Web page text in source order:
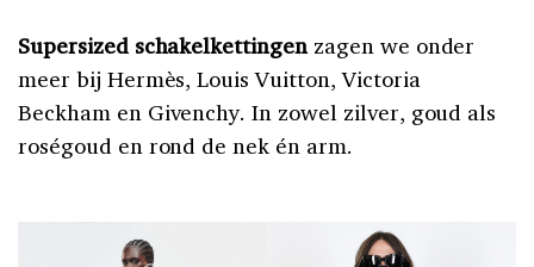
Supersized schakelkettingenzagen we onder
meer bij Hermès, Louis Vuitton, Victoria
Beckham en Givenchy. In zowel zilver, goud als
roségoud en rond de nek én arm.